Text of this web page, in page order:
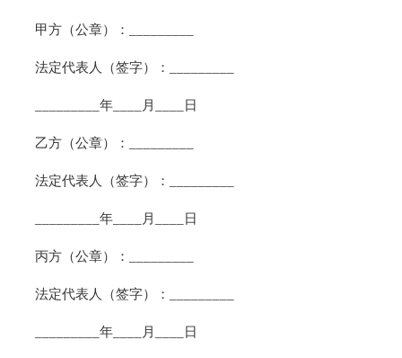
甲方（公章）：_________
法定代表人（签字）：_________
_________年____月____日
乙方（公章）：_________
法定代表人（签字）：_________
_________年____月____日
丙方（公章）：_________
法定代表人（签字）：_________
_________年____月____日